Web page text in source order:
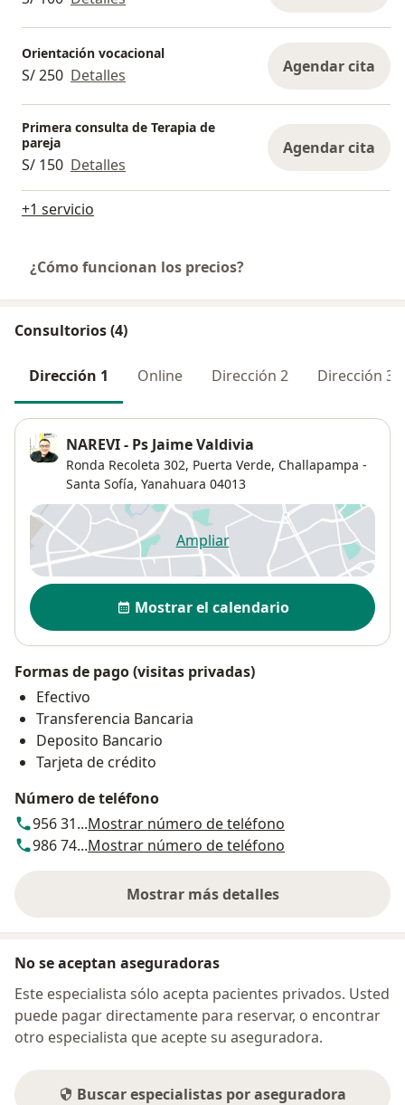
Orientación vocacional
S/ 250 Detalles Agendar cita
Primera consulta de Terapia de
pareja
S/ 150 Detalles
Agendar cita
+1 servicio
¿Cómo funcionan los precios?
Consultorios (4)
Dirección 1 Online Dirección 2 Dirección 3
NAREVI - Ps Jaime Valdivia
Ronda Recoleta 302, Puerta Verde, Challapampa -
Santa Sofía, Yanahuara 04013
Ampliarse abre en una nueva
Disponibilidad
Mostrar el calendario
Formas de pago (visitas privadas)
Efectivo
Transferencia Bancaria
Deposito Bancario
Tarjeta de crédito
Número de teléfono
956 31...Mostrar número de teléfono
986 74...Mostrar número de teléfono
Mostrar más detalles
sobre la dirección
No se aceptan aseguradoras
Este especialista sólo acepta pacientes privados. Usted
puede pagar directamente para reservar, o encontrar
otro especialista que acepte su aseguradora.
Buscar especialistas por aseguradora